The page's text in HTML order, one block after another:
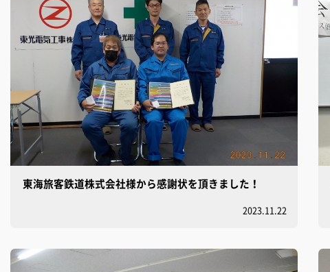
東海旅客鉄道株式会社様から感謝状を頂きました！
2023.11.22